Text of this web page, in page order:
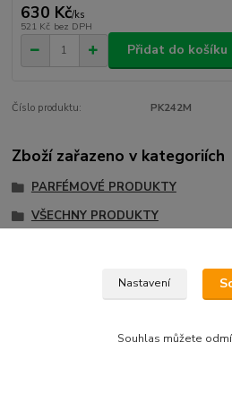
630 Kč/ks
521 Kč bez DPH
Přidat do košíku
Číslo produktu: PK242M
Zboží zařazeno v kategoriích
PARFÉMOVÉ PRODUKTY
VŠECHNY PRODUKTY
Nastavení
Souhlas můžete